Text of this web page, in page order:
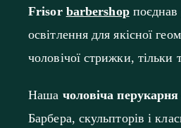
Frisor barbershopпоєднав
освітлення для якісної
чоловічої стрижки,
Наша чоловіча перукарня
Барбера, скульпторів і